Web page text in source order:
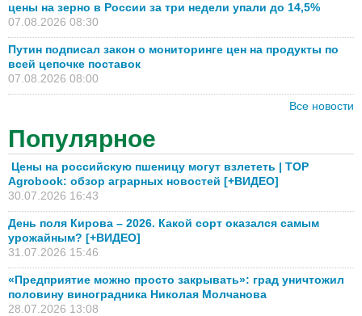
цены на зерно в России за три недели упали до 14,5%
07.08.2026 08:30
Путин подписал закон о мониторинге цен на продукты по
всей цепочке поставок
07.08.2026 08:00
Все новости
Популярное
Цены на российскую пшеницу могут взлететь | TOP
Agrobook: обзор аграрных новостей [+ВИДЕО]
30.07.2026 16:43
День поля Кирова – 2026. Какой сорт оказался самым
урожайным? [+ВИДЕО]
31.07.2026 15:46
«Предприятие можно просто закрывать»: град уничтожил
половину виноградника Николая Молчанова
28.07.2026 13:08